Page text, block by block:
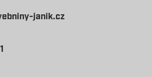
dokončení objednávky
výhodná cena
janik.cz